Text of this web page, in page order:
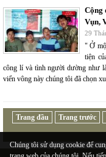
Cộng
Vụn,
29
" Ở
tiện
công lí và tình người dường như
viển vông này chúng tôi đã chọn
Trang đầu Trang trước
Chúng tôi sử dụng cookie để